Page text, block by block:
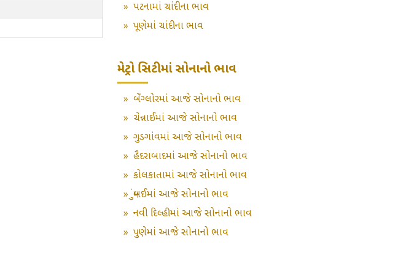
» પટનામાં ચાંદીના ભાવ
» પૂણેમાં ચાંદીના ભાવ
મેટ્રો સિટીમાં સોનાનો ભાવ
» બેંગ્લોરમાં આજે સોનાનો ભાવ
» ચેન્નાઈમાં આજે સોનાનો ભાવ
» ગુડગાંવમાં આજે સોનાનો ભાવ
» હૈદરાબાદમાં આજે સોનાનો ભાવ
» કોલકાતામાં આજે સોનાનો ભાવ
»મુંબઈમાં આજે સોનાનો ભાવ
» નવી દિલ્હીમાં આજે સોનાનો ભાવ
» પુણેમાં આજે સોનાનો ભાવ